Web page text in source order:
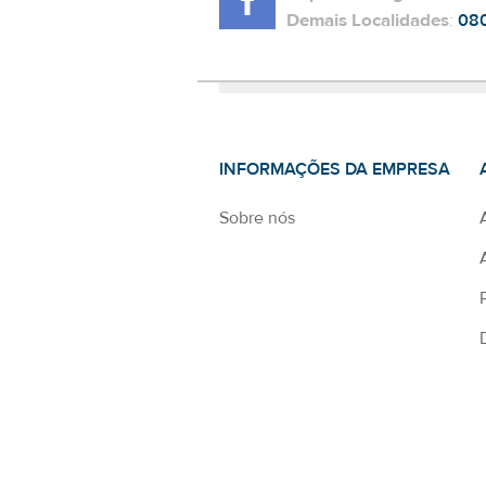
Demais Localidades:
INFORMAÇÕES DA EMPRESA
Sobre nós